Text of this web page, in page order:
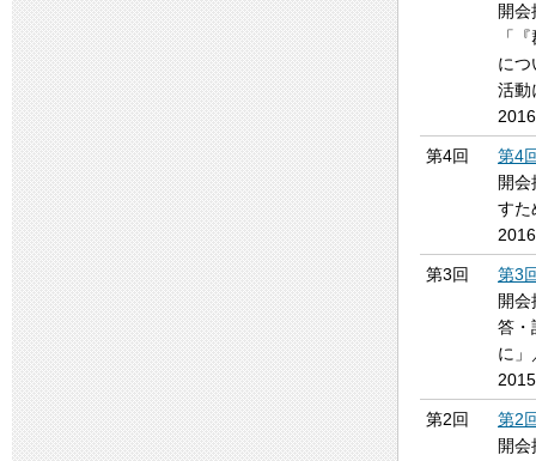
開会
「
につ
活動
第4回
第4
開会
すた
第3回
第3
開会
答・
に」
第2回
第2
開会